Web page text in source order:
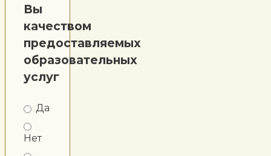
Вы
качеством
предоставляемых
образовательных
услуг
Да
Нет